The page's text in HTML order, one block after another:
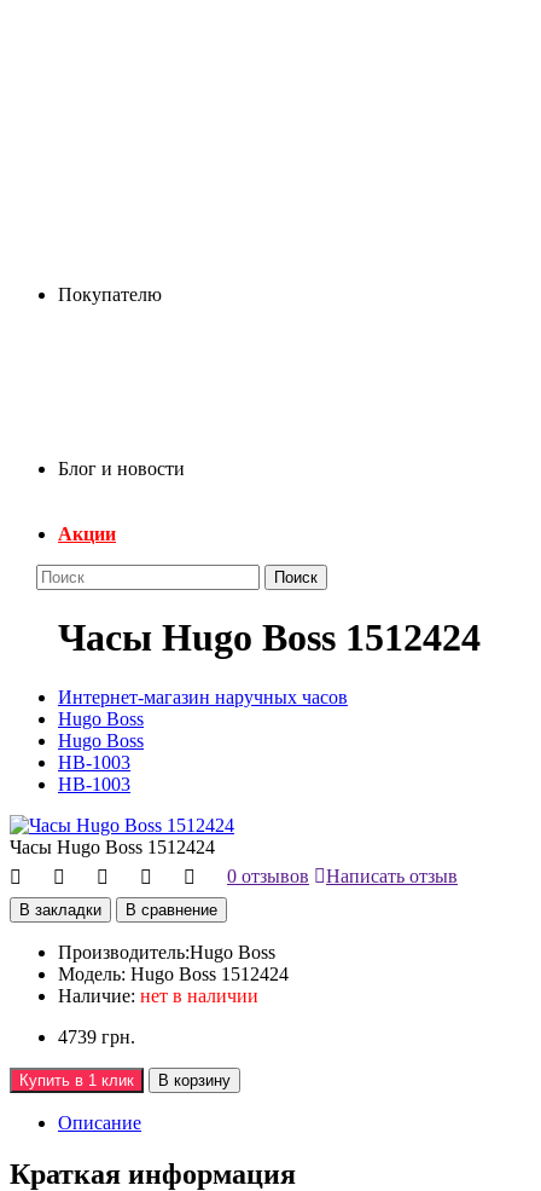
Покупателю
Блог и новости
Акции
Поиск
Часы Hugo Boss 1512424
Интернет-магазин наручных часов
Hugo Boss
Hugo Boss
HB-1003
HB-1003
Часы Hugo Boss 1512424
0 отзывов
Написать отзыв
В закладки В сравнение
Производитель:Hugo Boss
Модель: Hugo Boss 1512424
Наличие: нет в наличии
4739 грн.
Купить в 1 клик В корзину
Описание
Краткая информация